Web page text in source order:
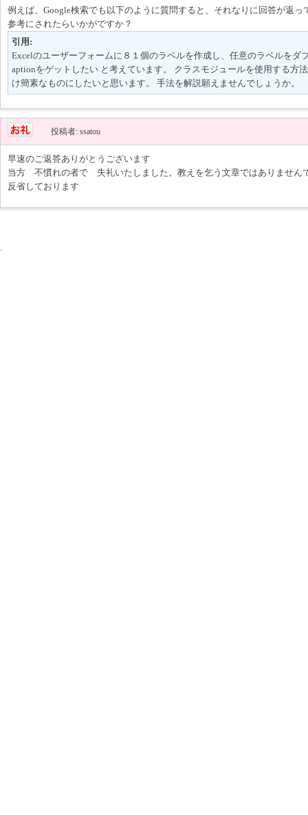
例えば、Google検索でも以下のように質問すると、それなりに回答が返っ
参考にされたらいかがですか？
引用:
Excelのユーザーフォームに８１個のラベルを作成し、任意のラベルをダ
aptionをゲットしたい と考えています。 クラスモジュールを使用する方
け簡素なものにしたいと思います。 手法を解説願えませんでしょうか。
投稿者: ssatou
早速のご返答ありがとうございます
当方 不慣れの者で 失礼いたしました。教えを乞う文章ではありません
反省しております